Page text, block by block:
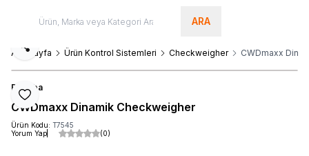
ARA
Ana Sayfa Ürün Kontrol Sistemleri Checkweigher CWDmaxx
Favoriye Ekle
Paylaş
Bizerba
CWDmaxx Dinamik Checkweigher
Ürün Kodu: T7545
Yorum Yap
(0)